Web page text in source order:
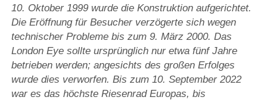
10. Oktober 1999 wurde die Konstruktion aufgerichtet.
Die Eröffnung für Besucher verzögerte sich wegen
technischer Probleme bis zum 9. März 2000. Das
London Eye sollte ursprünglich nur etwa fünf Jahre
betrieben werden; angesichts des großen Erfolges
wurde dies verworfen. Bis zum 10. September 2022
war es das höchste Riesenrad Europas, bis